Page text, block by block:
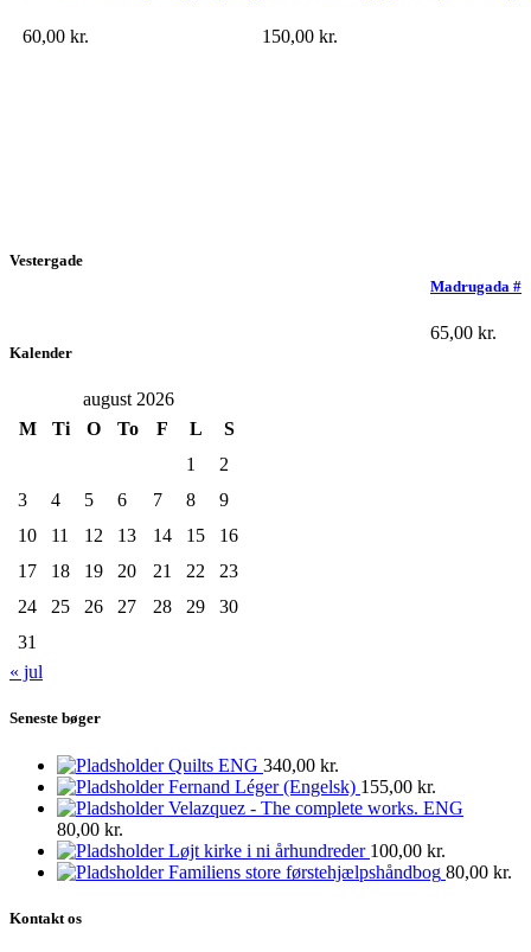
150,00 kr.
60,00 kr.
Madrugada #
65,00 kr.
Vestergade
Kalender
august 2026
M
Ti O To F L
S
1
2
3
4 5 6 7 8
9
10
11 12 13 14 15
16
17
18 19 20 21 22
23
24
25 26 27 28 29
30
31
« jul
Seneste bøger
Quilts ENG 340,00 kr.
Fernand Léger (Engelsk) 155,00 kr.
Velazquez - The complete works. ENG
80,00 kr.
Løjt kirke i ni århundreder 100,00 kr.
Familiens store førstehjælpshåndbog 80,00 kr.
Kontakt os